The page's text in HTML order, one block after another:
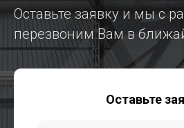
Оставьте заявку и мы с
перезвоним Вам в
Оставьте